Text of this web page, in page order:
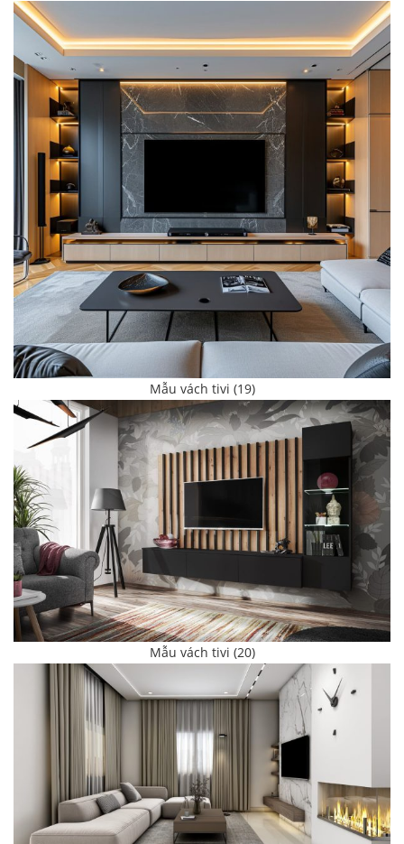
Mẫu vách tivi (19)
Mẫu vách tivi (20)